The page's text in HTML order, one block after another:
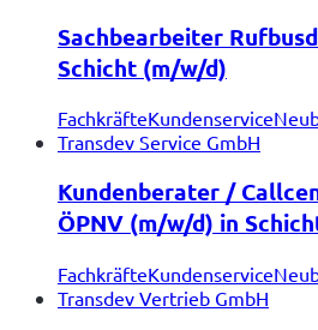
Sachbearbeiter
Schicht (m/w/d)
FachkräfteKundenservice
Transdev Service GmbH
Kundenberater /
ÖPNV (m/w/d) in
FachkräfteKundenservice
Transdev Vertrieb GmbH